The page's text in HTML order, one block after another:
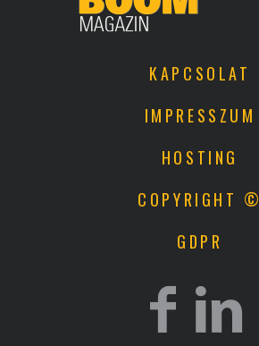
KAPCSOLAT
IMPRESSZUM
HOSTING
COPYRIGHT ©
GDPR